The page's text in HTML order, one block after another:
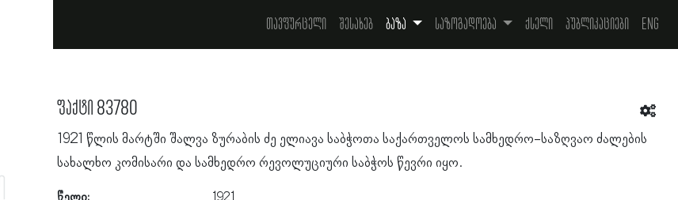
თავფურცელი შესახებ ბაზა საზოგადოება ქსელი პუბლიკაციები Eng
ფაქტი 83780
1921 წლის მარტში შალვა ზურაბის ძე ელიავა საბჭოთა საქართველოს სამხედრო-საზღვაო ძალების
სახალხო კომისარი და სამხედრო რევოლუციური საბჭოს წევრი იყო.